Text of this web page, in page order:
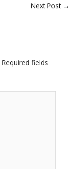
Next Post →
Required fields